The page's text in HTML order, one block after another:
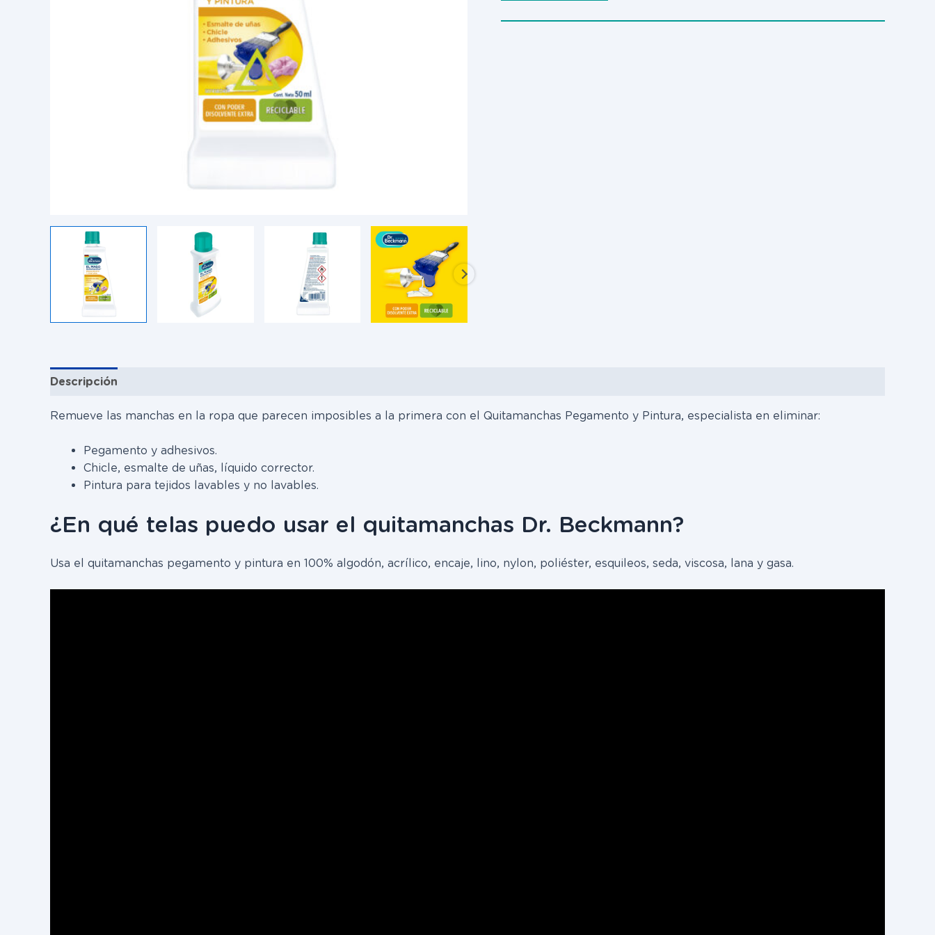
Descripción
Remueve las manchas en la ropa que parecen imposibles a la primera con el Quitamanchas Pegamento y Pintura, especialista en eliminar:
Pegamento y adhesivos.
Chicle, esmalte de uñas, líquido corrector.
Pintura para tejidos lavables y no lavables.
¿En qué telas puedo usar el quitamanchas Dr. Beckmann?
Usa el quitamanchas pegamento y pintura en 100% algodón, acrílico, encaje, lino, nylon, poliéster, esquileos, seda, viscosa, lana y gasa.